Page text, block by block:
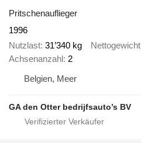
Pritschenauflieger
1996
Nutzlast 31’340 kg Nettogewicht
Achsenanzahl 2
Belgien, Meer
GA den Otter bedrijfsauto’s BV